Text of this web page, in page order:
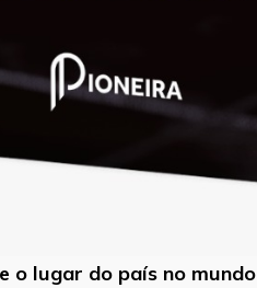
o lugar do país no mundo